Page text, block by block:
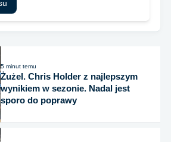
5 minut temu
Żużel. Chris Holder z najlepszym
wynikiem w sezonie. Nadal jest
sporo do poprawy